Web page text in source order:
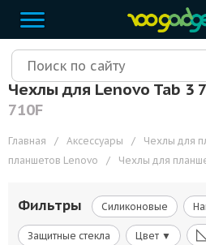
Чехлы для Lenovo Tab 3
710F
Главная / Аксессуары / Чехлы для
планшетов Lenovo
/ Чехлы для
Фильтры Силиконовые
Защитные стекла Цвет ▼ ◺